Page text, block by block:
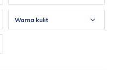
Warna kulit